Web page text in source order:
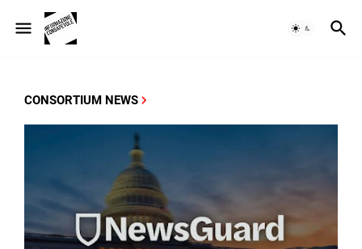
CONSORTIUM NEWS